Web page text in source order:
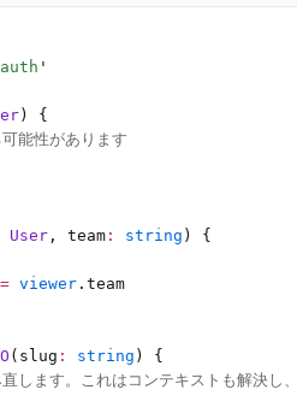
'
) {
能性があります
User , team : string ) {
viewer .team
(slug : string ) {
します。これはコンテキストも解決し